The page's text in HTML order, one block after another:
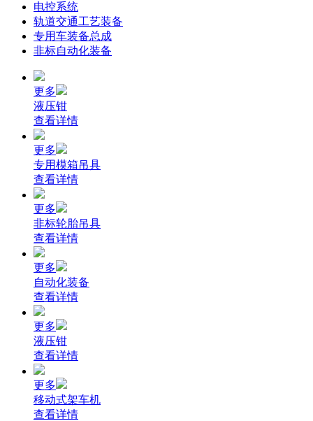
电控系统
轨道交通工艺装备
专用车装备总成
非标自动化装备
更多
液压钳
查看详情
更多
专用模箱吊具
查看详情
更多
非标轮胎吊具
查看详情
更多
自动化装备
查看详情
更多
液压钳
查看详情
更多
移动式架车机
查看详情